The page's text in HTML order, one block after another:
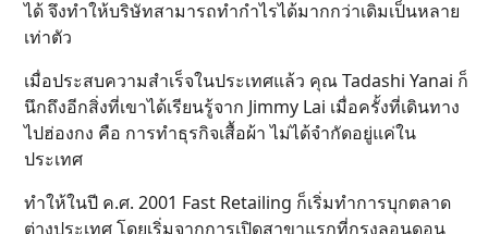
ได้ จึงทำให้บริษัทสามารถทำกำไรได้มากกว่าเดิมเป็นหลาย
เท่าตัว
เมื่อประสบความสำเร็จในประเทศแล้ว คุณ Tadashi Yanai ก็
นึกถึงอีกสิ่งที่เขาได้เรียนรู้จาก Jimmy Lai เมื่อครั้งที่เดินทาง
ไปฮ่องกง คือ การทำธุรกิจเสื้อผ้า ไม่ได้จำกัดอยู่แค่ใน
ประเทศ
ทำให้ในปี ค.ศ. 2001 Fast Retailing ก็เริ่มทำการบุกตลาด
ต่างประเทศ โดยเริ่มจากการเปิดสาขาแรกที่กรุงลอนดอน